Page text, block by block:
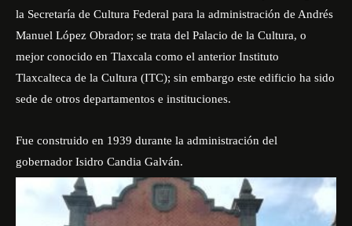
la Secretaría de Cultura Federal para la administración de Andrés
Manuel López Obrador; se trata del Palacio de la Cultura, o
mejor conocido en Tlaxcala como el anterior Instituto
Tlaxcalteca de la Cultura (ITC); sin embargo este edificio ha sido
sede de otros departamentos e instituciones.
Fue construido en 1939 durante la administración del
gobernador Isidro Candia Galván.